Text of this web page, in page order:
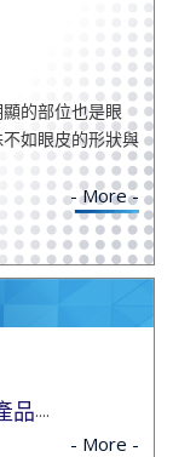
的部位也是眼
如眼皮的形狀與
- More -
品....
- More -